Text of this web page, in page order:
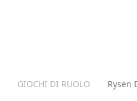
GIOCHI DI RUOLO Rysen